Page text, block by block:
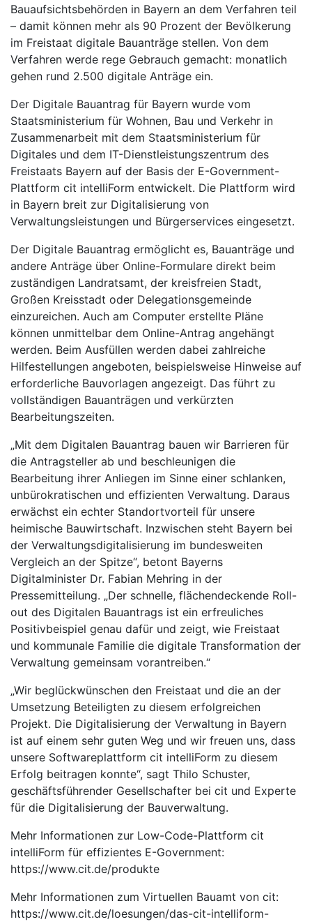
Bauaufsichtsbehörden in Bayern an dem Verfahren teil
– damit können mehr als 90 Prozent der Bevölkerung
im Freistaat digitale Bauanträge stellen. Von dem
Verfahren werde rege Gebrauch gemacht: monatlich
gehen rund 2.500 digitale Anträge ein.
Der Digitale Bauantrag für Bayern wurde vom
Staatsministerium für Wohnen, Bau und Verkehr in
Zusammenarbeit mit dem Staatsministerium für
Digitales und dem IT-Dienstleistungszentrum des
Freistaats Bayern auf der Basis der E-Government-
Plattform cit intelliForm entwickelt. Die Plattform wird
in Bayern breit zur Digitalisierung von
Verwaltungsleistungen und Bürgerservices eingesetzt.
Der Digitale Bauantrag ermöglicht es, Bauanträge und
andere Anträge über Online-Formulare direkt beim
zuständigen Landratsamt, der kreisfreien Stadt,
Großen Kreisstadt oder Delegationsgemeinde
einzureichen. Auch am Computer erstellte Pläne
können unmittelbar dem Online-Antrag angehängt
werden. Beim Ausfüllen werden dabei zahlreiche
Hilfestellungen angeboten, beispielsweise Hinweise auf
erforderliche Bauvorlagen angezeigt. Das führt zu
vollständigen Bauanträgen und verkürzten
Bearbeitungszeiten.
„Mit dem Digitalen Bauantrag bauen wir Barrieren für
die Antragsteller ab und beschleunigen die
Bearbeitung ihrer Anliegen im Sinne einer schlanken,
unbürokratischen und effizienten Verwaltung. Daraus
erwächst ein echter Standortvorteil für unsere
heimische Bauwirtschaft. Inzwischen steht Bayern bei
der Verwaltungsdigitalisierung im bundesweiten
Vergleich an der Spitze“, betont Bayerns
Digitalminister Dr. Fabian Mehring in der
Pressemitteilung. „Der schnelle, flächendeckende Roll-
out des Digitalen Bauantrags ist ein erfreuliches
Positivbeispiel genau dafür und zeigt, wie Freistaat
und kommunale Familie die digitale Transformation der
Verwaltung gemeinsam vorantreiben.“
„Wir beglückwünschen den Freistaat und die an der
Umsetzung Beteiligten zu diesem erfolgreichen
Projekt. Die Digitalisierung der Verwaltung in Bayern
ist auf einem sehr guten Weg und wir freuen uns, dass
unsere Softwareplattform cit intelliForm zu diesem
Erfolg beitragen konnte“, sagt Thilo Schuster,
geschäftsführender Gesellschafter bei cit und Experte
für die Digitalisierung der Bauverwaltung.
Mehr Informationen zur Low-Code-Plattform cit
intelliForm für effizientes E-Government:
https://www.cit.de/produkte
Mehr Informationen zum Virtuellen Bauamt von cit:
https://www.cit.de/loesungen/das-cit-intelliform-